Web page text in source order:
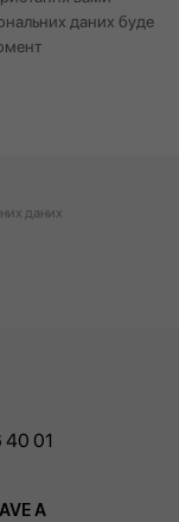
даних буде
даних
40 01
A